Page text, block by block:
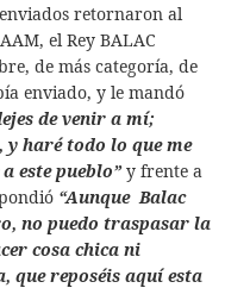
retornaron al
el Rey BALAC
de más categoría, de
enviado, y le mandó
de venir a mí;
haré todo lo que me
este pueblo”y frente a
“Aunque Balac
no puedo traspasar la
cosa chica ni
que reposéis aquí esta